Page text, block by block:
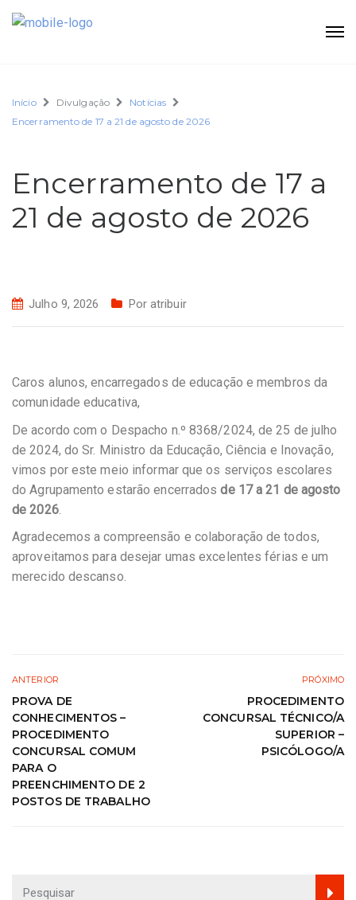
Início Divulgação
Notícias
Encerramento de 17 a 21 de agosto de 2026
Encerramento de 17 a
21 de agosto de 2026
Julho 9, 2026 Por atribuir
Caros alunos, encarregados de educação e membros da
comunidade educativa,
De acordo com o Despacho n.º 8368/2024, de 25 de julho
de 2024, do Sr. Ministro da Educação, Ciência e Inovação,
vimos por este meio informar que os serviços escolares
do Agrupamento estarão encerradosde 17 a 21 de agosto
de 2026.
Agradecemos a compreensão e colaboração de todos,
aproveitamos para desejar umas excelentes férias e um
merecido descanso.
ANTERIOR
PROVA DE
CONHECIMENTOS –
PROCEDIMENTO
CONCURSAL COMUM
PARA O
PREENCHIMENTO DE 2
POSTOS DE TRABALHO
PRÓXIMO
PROCEDIMENTO
CONCURSAL TÉCNICO/A
SUPERIOR –
PSICÓLOGO/A